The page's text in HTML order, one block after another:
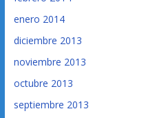
enero 2014
diciembre 2013
noviembre 2013
octubre 2013
septiembre 2013